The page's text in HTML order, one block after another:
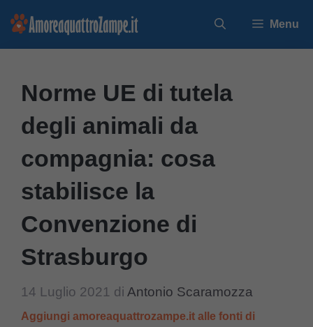
Vai
Menu
Norme UE di tutela
degli animali da
compagnia: cosa
stabilisce la
Convenzione di
Strasburgo
14 Luglio 2021 di Antonio Scaramozza
Aggiungi amoreaquattrozampe.it alle fonti di